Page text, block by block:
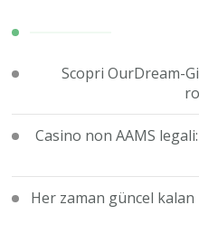
Scopri OurDream-
Casino non AAMS
Her zaman güncel